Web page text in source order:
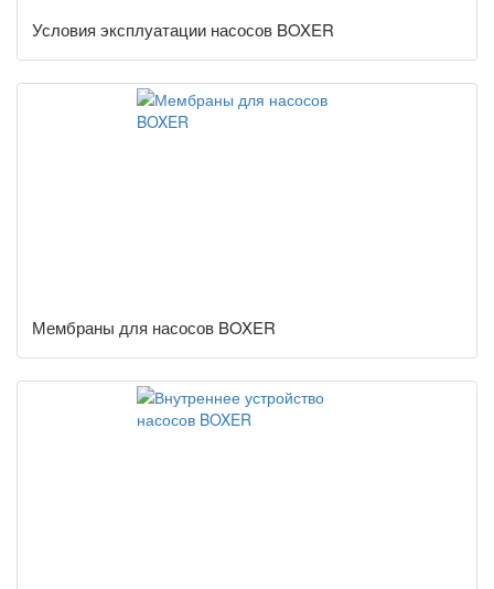
Условия эксплуатации насосов BOXER
Мембраны для насосов BOXER